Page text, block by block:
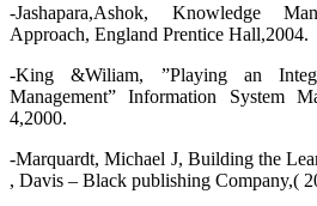
-Jashapara,Ashok, Knowledge
Approach, England Prentice Hall,2004.
-King &Wiliam, ”Playing an
Management” Information System
4,2000.
-Marquardt, Michael J, Building the
, Davis – Black publishing Company,(